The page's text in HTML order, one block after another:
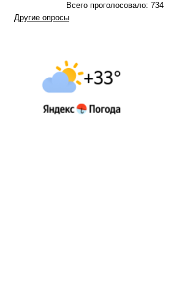
Всего проголосовало: 734
Другие опросы